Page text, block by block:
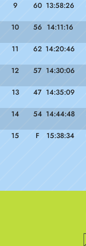
9 60 13:58:26
10 56 14:11:16
11 62 14:20:46
12 57 14:30:06
13 47 14:35:09
14 54 14:44:48
15 F 15:38:34